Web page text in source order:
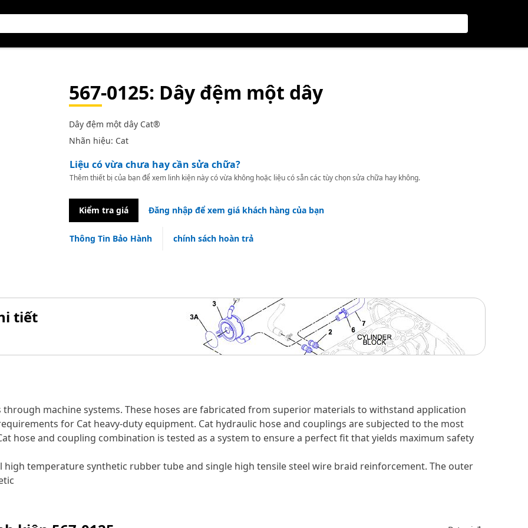
567-0125: Dây đệm một dây
Dây đệm một dây Cat®
Nhãn hiệu: Cat
Liệu có vừa chưa hay cần sửa chữa?
Thêm thiết bị của bạn để xem linh kiện này có vừa không hoặc liệu có sẵn các tùy chọn sửa chữa hay không.
Kiểm tra giá Đăng nhập để xem giá khách hàng của bạn
Thông Tin Bảo Hành chính sách hoàn trả
tiết
machine systems. These hoses are fabricated from superior materials to withstand application
for Cat heavy-duty equipment. Cat hydraulic hose and couplings are subjected to the most
hose and coupling combination is tested as a system to ensure a perfect fit that yields maximum safety
temperature synthetic rubber tube and single high tensile steel wire braid reinforcement. The outer